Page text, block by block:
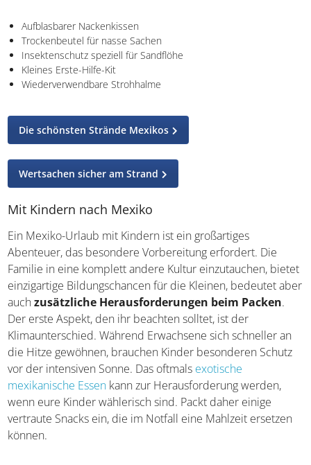
Aufblasbarer Nackenkissen
Trockenbeutel für nasse Sachen
Insektenschutz speziell für Sandflöhe
Kleines Erste-Hilfe-Kit
Wiederverwendbare Strohhalme
Die schönsten Strände Mexikos
Wertsachen sicher am Strand
Mit Kindern nach Mexiko
Ein Mexiko-Urlaub mit Kindern ist ein großartiges
Abenteuer, das besondere Vorbereitung erfordert. Die
Familie in eine komplett andere Kultur einzutauchen, bietet
einzigartige Bildungschancen für die Kleinen, bedeutet aber
auchzusätzliche Herausforderungen beim Packen.
Der erste Aspekt, den ihr beachten solltet, ist der
Klimaunterschied. Während Erwachsene sich schneller an
die Hitze gewöhnen, brauchen Kinder besonderen Schutz
vor der intensiven Sonne. Das oftmals exotische
mexikanische Essen kann zur Herausforderung werden,
wenn eure Kinder wählerisch sind. Packt daher einige
vertraute Snacks ein, die im Notfall eine Mahlzeit ersetzen
können.